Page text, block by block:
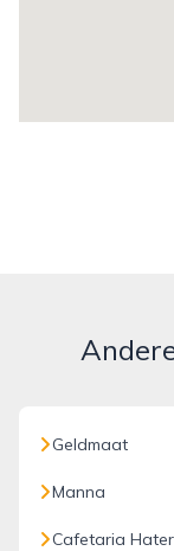
Geldmaat
Manna
Cafetaria